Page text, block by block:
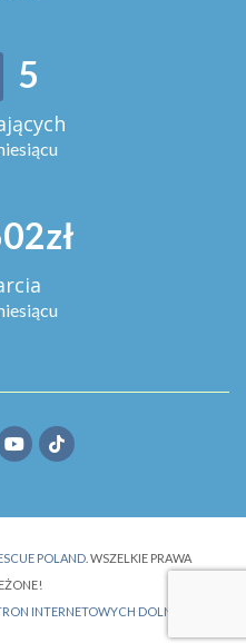
5
zł
POLAND. WSZELKIE PRAWA
INTERNETOWYCH DOLNY ŚLĄSK